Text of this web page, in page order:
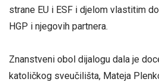
strane EU i ESF i djelom vlastitim
HGP i njegovih partnera.
Znanstveni obol dijalogu dala je
katoličkog sveučilišta, Mateja